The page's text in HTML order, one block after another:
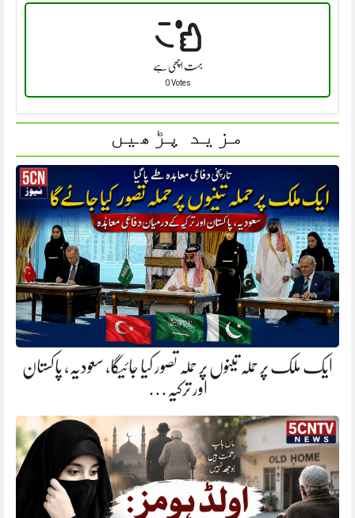
بہت اچھی ہے
0 Votes
مزید پڑھیں
ایک ملک پر حملہ تینوں پر حملہ تصور کیا جائیگا، سعودیہ، پاکستان
اور ترکیہ…